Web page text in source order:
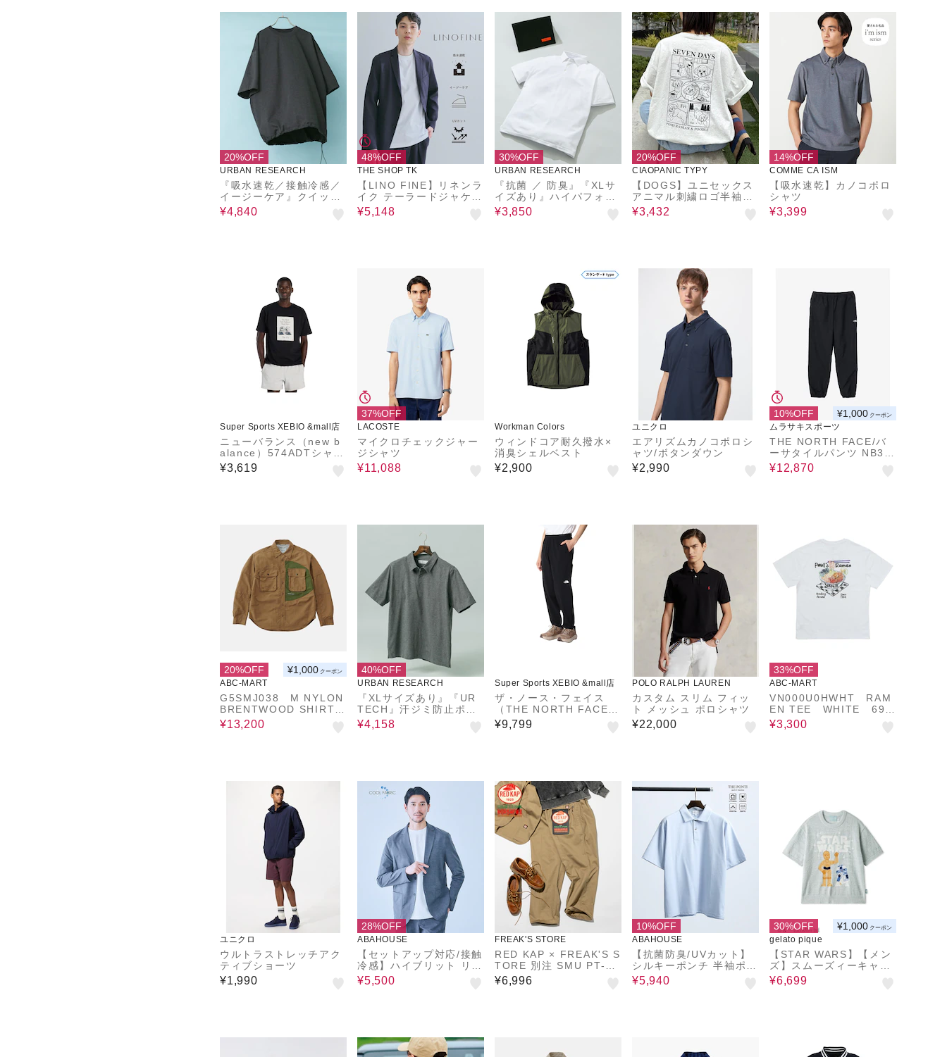
20%OFF
URBAN RESEARCH
『吸水速乾／接触冷感／
イージーケア』クイック
ドライ ドロストショート
スリーブTシャツ
¥4,840
48%OFF
THE SHOP TK
【LINO FINE】リネンラ
イク テーラードジャケッ
ト 吸水速乾/イージーケ
ア/UVカット/洗濯機OK
¥5,148
30%OFF
URBAN RESEARCH
『抗菌 ／ 防臭』『XLサ
イズあり』ハイパフォー
マンス鹿の子ポロシャツ
¥3,850
20%OFF
CIAOPANIC TYPY
【DOGS】ユニセックス
アニマル刺繍ロゴ半袖TE
E
¥3,432
14%OFF
COMME CA ISM
【吸水速乾】カノコポロ
シャツ
¥3,399
Super Sports XEBIO &mall店
ニューバランス（new b
alance）574ADTシャツ
MT61B0WFBK
¥3,619
37%OFF
LACOSTE
マイクロチェックジャー
ジシャツ
¥11,088
Workman Colors
ウィンドコア耐久撥水×
消臭シェルベスト
¥2,900
ユニクロ
エアリズムカノコポロシ
ャツ/ボタンダウン
¥2,990
10%OFF ¥1,000 クーポン
ムラサキスポーツ
THE NORTH FACE/バ
ーサタイルパンツ NB32
651 ウインドシェルパン
ツ セットアップ対応
¥12,870
20%OFF ¥1,000 クーポン
ABC-MART
G5SMJ038 M NYLON
BRENTWOOD SHIRT
COYOTE 693665-000
2
¥13,200
40%OFF
URBAN RESEARCH
『XLサイズあり』『UR
TECH』汗ジミ防止ポロ
シャツ
¥4,158
Super Sports XEBIO &mall店
ザ・ノース・フェイス
（THE NORTH FACE）
フレキシブルロングパン
ツ NB12582 K
¥9,799
POLO RALPH LAUREN
カスタム スリム フィッ
ト メッシュ ポロシャツ
¥22,000
33%OFF
ABC-MART
VN000U0HWHT RAM
EN TEE WHITE 692
838-0001
¥3,300
ユニクロ
ウルトラストレッチアク
ティブショーツ
¥1,990
28%OFF
ABAHOUSE
【セットアップ対応/接触
冷感】ハイブリット リラ
ックス ジャケット
¥5,500
FREAK'S STORE
RED KAP × FREAK'S S
TORE 別注 SMU PT-38
2TUCK WIDE PANTS
¥6,996
10%OFF
ABAHOUSE
【抗菌防臭/UVカット】
シルキーポンチ 半袖ポロ
シャツ
¥5,940
30%OFF ¥1,000 クーポン
gelato pique
【STAR WARS】【メン
ズ】スムーズィーキャラ
クタージャガードプルオ
ーバー
¥6,699